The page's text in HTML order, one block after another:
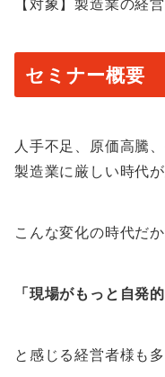
【対象】製造業の経
セミナー概要
人手不足、原価高騰
製造業に厳しい時代が
こんな変化の時代だか
「現場がもっと自発
と感じる経営者様も